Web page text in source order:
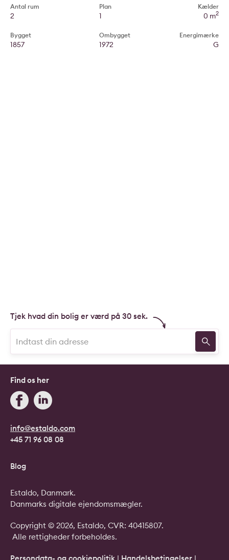
Antal rum
2
Bygget
1857
Plan
1
Ombygget
1972
Kælder
0 m2
Energimærke
G
Tjek hvad din bolig er værd på 30 sek.
info@estaldo.com
+45 71 96 08 08
Find os her
Blog
Copyright © 2026, Estaldo, CVR: 40415807.
Alle rettigheder forbeholdes.
Persondata- og cookiepolitik | Handelsbetingelser |
Estaldo, Danmark.
Danmarks digitale ejendomsmægler.